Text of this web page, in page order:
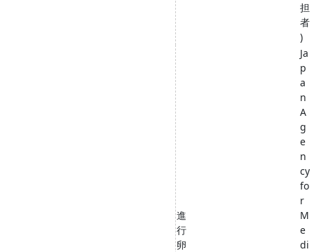
担
者
)
進
行
卵
Ja
p
a
n
A
g
e
n
cy
fo
r
M
e
di